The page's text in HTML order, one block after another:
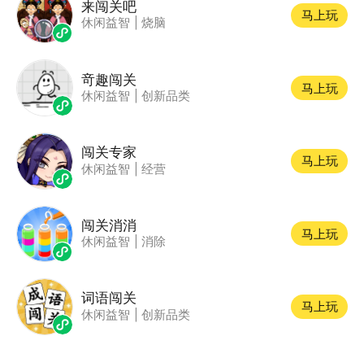
来闯关吧
休闲益智 烧脑
马上玩
竒趣闯关
休闲益智 创新品类
马上玩
闯关专家
休闲益智 经营
马上玩
闯关消消
休闲益智 消除
马上玩
词语闯关
休闲益智 创新品类
马上玩